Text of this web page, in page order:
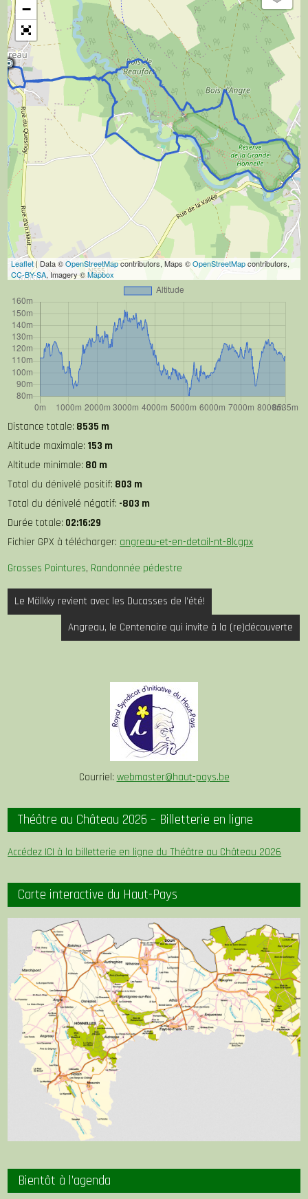
−
Leaflet| Data ©OpenStreetMapcontributors, Maps ©OpenStreetMapcontributors,
CC-BY-SA, Imagery ©Mapbox
Distance totale: 8535 m
Altitude maximale: 153 m
Altitude minimale: 80 m
Total du dénivelé positif: 803 m
Total du dénivelé négatif: -803 m
Durée totale: 02:16:29
Fichier GPX à télécharger: angreau-et-en-detail-nt-8k.gpx
Grosses Pointures, Randonnée pédestre
Navigation
de
Le Mölkky revient avec les Ducasses de l’été!
Angreau, le Centenaire qui invite à la (re)découverte
Courriel: webmaster@haut-pays.be
Théâtre au Château 2026 – Billetterie en ligne
Accédez ICI à la billetterie en ligne du Théâtre au Château 2026
Carte interactive du Haut-Pays
Bientôt à l’agenda